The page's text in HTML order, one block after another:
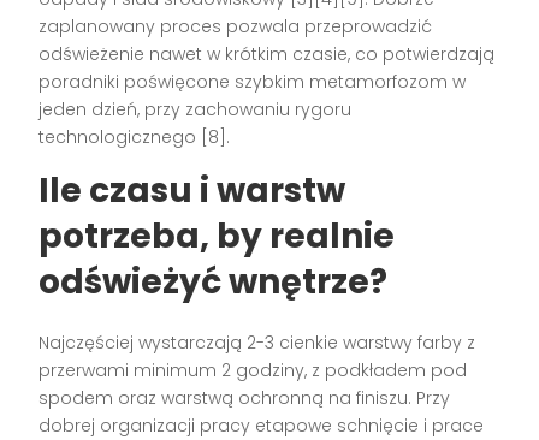
zaplanowany proces pozwala przeprowadzić
odświeżenie nawet w krótkim czasie, co potwierdzają
poradniki poświęcone szybkim metamorfozom w
jeden dzień, przy zachowaniu rygoru
technologicznego [8].
Ile czasu i warstw
potrzeba, by realnie
odświeżyć wnętrze?
Najczęściej wystarczają 2-3 cienkie warstwy farby z
przerwami minimum 2 godziny, z podkładem pod
spodem oraz warstwą ochronną na finiszu. Przy
dobrej organizacji pracy etapowe schnięcie i prace